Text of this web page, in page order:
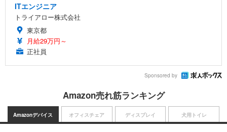
ITエンジニア
トライアロー株式会社
東京都
月給29万円～
正社員
Sponsored by
Amazon売れ筋ランキング
Amazonデバイス オフィスチェア ディスプレイ 犬用トイレ